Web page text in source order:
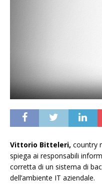
Vittorio Bitteleri, country
spiega ai responsabili
corretta di un sistema di
dell’ambiente IT aziendale.